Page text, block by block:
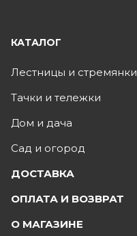
КАТАЛОГ
Лестницы и стремянки
Тачки и тележки
Дом и дача
Сад и огород
ДОСТАВКА
ОПЛАТА И ВОЗВРАТ
О МАГАЗИНЕ